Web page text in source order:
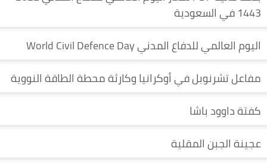
1443 في السعودية
اليوم العالمي للدفاع المدني World Civil Defence Day
مفاعل تشرنوبل في أوكرانيا وكارثة محطة الطاقة النووية
كفتة داوود باشا
عجينة الجبن المقلية